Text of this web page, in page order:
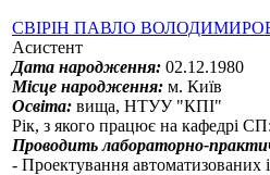
СВІРІН ПАВЛО
Асистент
Дата народження: 02.12.1980
Місце народження: м. Київ
Освіта: вища, НТУУ "КПІ"
Рік, з якого працює на кафедрі
Проводить лабораторно-
- Проектування автоматизованих